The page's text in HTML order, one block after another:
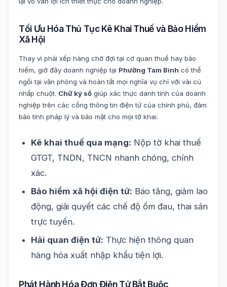
Tối Ưu Hóa Thủ Tục Kê Khai Thuế và Bảo Hiểm
Xã Hội
Thay vì phải xếp hàng chờ đợi tại cơ quan thuế hay bảo
hiểm, giờ đây doanh nghiệp tại Phường Tam Bình có thể
ngồi tại văn phòng và hoàn tất mọi nghĩa vụ chỉ với vài cú
nhấp chuột. Chữ ký số giúp xác thực danh tính của doanh
nghiệp trên các cổng thông tin điện tử của chính phủ, đảm
bảo tính pháp lý và bảo mật cho mọi tờ khai.
Kê khai thuế qua mạng: Nộp tờ khai thuế
GTGT, TNDN, TNCN nhanh chóng, chính
xác.
Bảo hiểm xã hội điện tử: Báo tăng, giảm lao
động, giải quyết các chế độ ốm đau, thai sản
trực tuyến.
Hải quan điện tử: Thực hiện thông quan
hàng hóa xuất nhập khẩu tiện lợi.
Phát Hành Hóa Đơn Điện Tử Bắt Buộc